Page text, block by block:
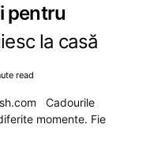
pentru
la casă
read
Cadourile
momente. Fie